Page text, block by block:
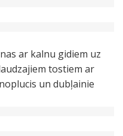
ar kalnu gidiem uz
tostiem ar
un dubļainie